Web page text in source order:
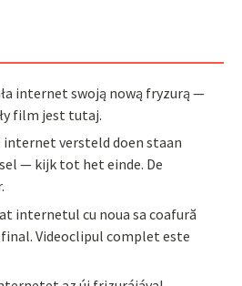
internet swoją nową fryzurą —
film jest tutaj.
internet versteld doen staan
— kijk tot het einde. De
internetul cu noua sa coafură
Videoclipul complet este